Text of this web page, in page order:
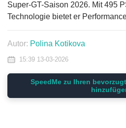
Super-GT-Saison 2026. Mit 495
Technologie bietet er
Autor: Polina Kotikova
15:39 13-03-2026
SpeedMe zu Ihren